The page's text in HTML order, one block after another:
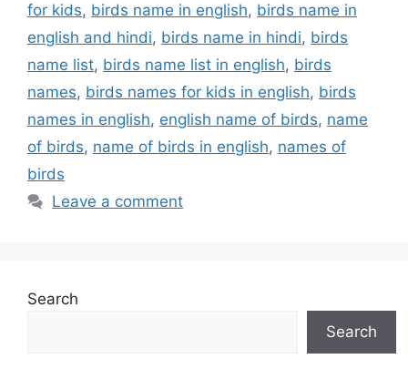
for kids, birds name in english, birds name in
english and hindi, birds name in hindi, birds
name list, birds name list in english, birds
names, birds names for kids in english, birds
names in english, english name of birds, name
of birds, name of birds in english, names of
birds
Leave a comment
Search
Search